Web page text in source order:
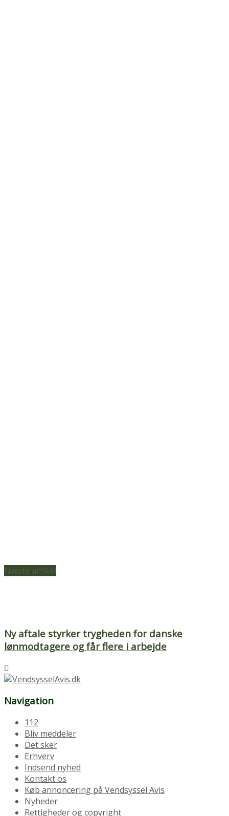
Næste artikel
Ny aftale styrker trygheden for danske
lønmodtagere og får flere i arbejde
Navigation
112
Bliv meddeler
Det sker
Erhverv
Indsend nyhed
Kontakt os
Køb annoncering på Vendsyssel Avis
Nyheder
Rettigheder og copyright